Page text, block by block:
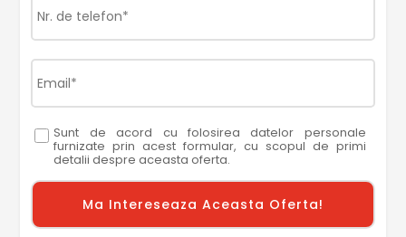
Sunt de acord cu folosirea datelor personale
furnizate prin acest formular, cu scopul de primi
detalii despre aceasta oferta.